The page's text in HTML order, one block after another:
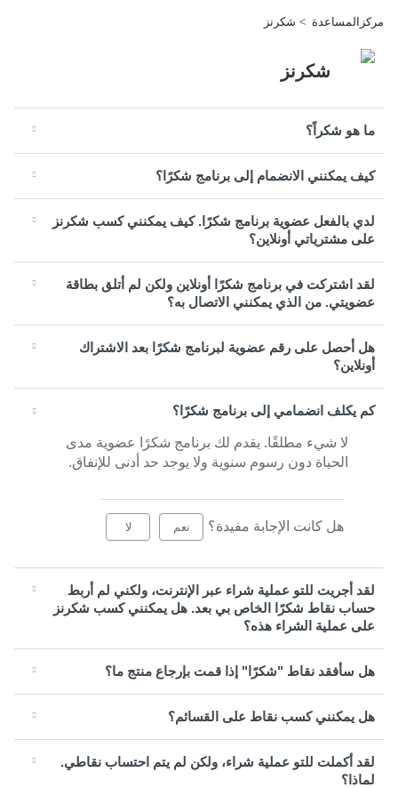
مركزالمساعدة شكرنز
شكرنز
ما هو شكراً؟
كيف يمكنني الانضمام إلى برنامج شكرًا؟
لدي بالفعل عضوية برنامج شكرًا. كيف يمكنني كسب شكرنز
على مشترياتي أونلاين؟
لقد اشتركت في برنامج شكرًا أونلاين ولكن لم أتلق بطاقة
عضويتي. من الذي يمكنني الاتصال به؟
هل أحصل على رقم عضوية لبرنامج شكرًا بعد الاشتراك
أونلاين؟
كم يكلف انضمامي إلى برنامج شكرًا؟
لا شيء مطلقًا. يقدم لك برنامج شكرًا عضوية مدى
الحياة دون رسوم سنوية ولا يوجد حد أدنى للإنفاق.
هل كانت الإجابة مفيدة؟ نعم لا
لقد أجريت للتو عملية شراء عبر الإنترنت، ولكني لم أربط
حساب نقاط شكرًا الخاص بي بعد. هل يمكنني كسب شكرنز
على عملية الشراء هذه؟
هل سأفقد نقاط "شكرًا" إذا قمت بإرجاع منتج ما؟
هل يمكنني كسب نقاط على القسائم؟
لقد أكملت للتو عملية شراء، ولكن لم يتم احتساب نقاطي.
لماذا؟